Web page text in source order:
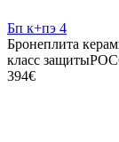
Бп к+пэ 4
Бронеплита
класс
394€